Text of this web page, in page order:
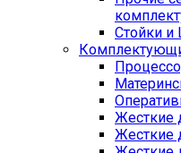
Стойки
Жесткие
Жесткие